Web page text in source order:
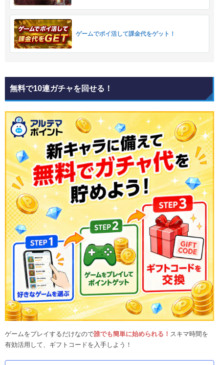
ゲームでポイ活して課金代をゲット！
無料で10連ガチャを回せる！
ゲームをプレイするだけなので誰でも簡単に始められる！ スキマ時間を
有効活用して、ギフトコードを入手しよう！